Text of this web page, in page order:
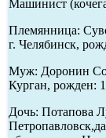
Машинист
Племянница:
г. Челябинск,
Муж: Доронин
Курган, рожден:
Дочь: Потапова